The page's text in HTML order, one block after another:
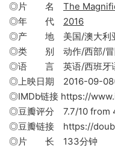
◎片 名 The
◎年 代 2016
◎产 地 美国/澳大利
◎类 别 动作/西部/冒
◎语 言 英语/西班牙
◎上映日期 2016-09-08(
◎IMDb链接 https://
◎豆瓣评分 7.7/10 from
◎豆瓣链接 https://
◎片 长 133分钟